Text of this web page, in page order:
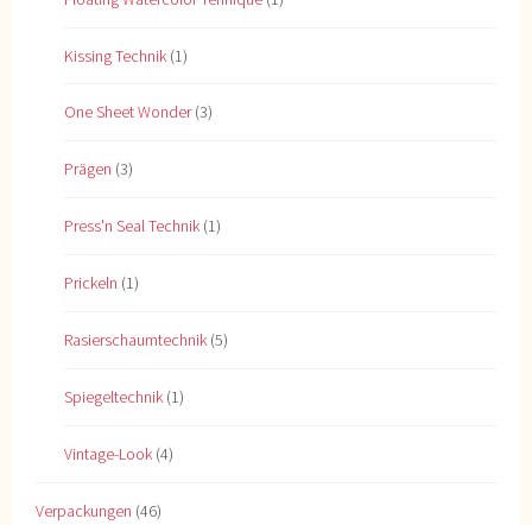
Kissing Technik (1)
One Sheet Wonder(3)
Prägen (3)
Press'n Seal Technik (1)
Prickeln (1)
Rasierschaumtechnik (5)
Spiegeltechnik (1)
Vintage-Look (4)
Verpackungen (46)